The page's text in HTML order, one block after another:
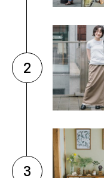
2
3